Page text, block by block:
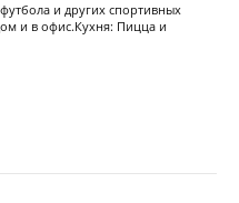
и других спортивных
и в офис.Кухня: Пицца и